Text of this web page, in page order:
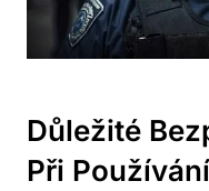
Důležité
Při